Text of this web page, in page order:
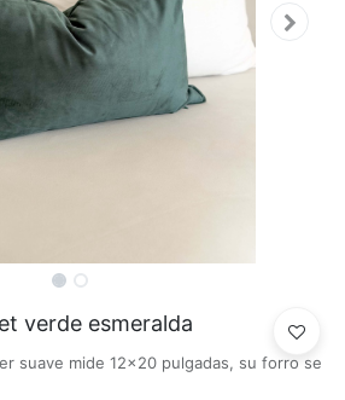
verde esmeralda
suave mide 12x20 pulgadas, su forro se